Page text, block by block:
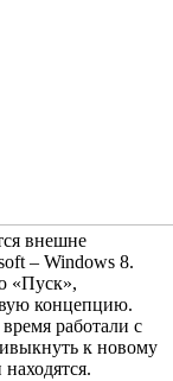
внешне
– Windows 8.
«Пуск»,
концепцию.
работали с
к новому